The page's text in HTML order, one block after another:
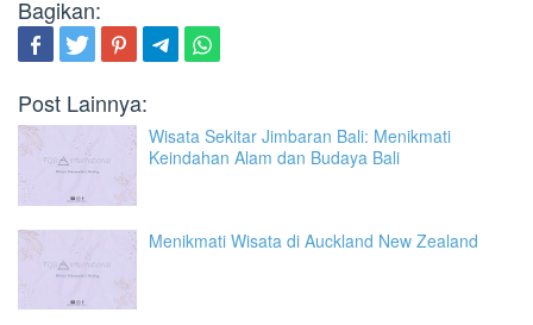
Bagikan:
Post Lainnya:
Wisata Sekitar Jimbaran Bali: Menikmati
Keindahan Alam dan Budaya Bali
Menikmati Wisata di Auckland New Zealand